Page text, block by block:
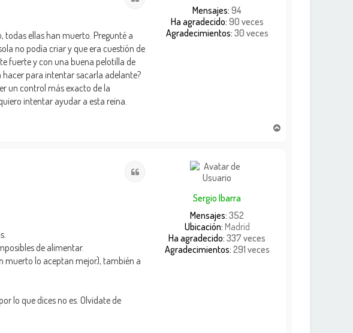
Mensajes: 94
Ha agradecido: 90 veces
Agradecimientos: 30 veces
todas ellas han muerto. Pregunté a
no podía criar y que era cuestión de
fuerte y con una buena pelotilla de
hacer para intentar sacarla adelante?
un control más exacto de la
intentar ayudar a esta reina.
Sergio Ibarra
Mensajes: 352
Ubicación: Madrid
Ha agradecido: 337 veces
Agradecimientos: 291 veces
de alimentar.
muerto lo aceptan mejor), también a
lo que dices no es. Olvidate de